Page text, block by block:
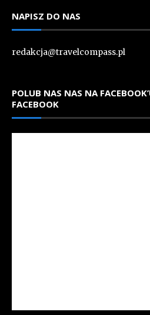
NAPISZ DO NAS
redakcja@travelcompass.pl
POLUB NAS NAS NA
FACEBOOK